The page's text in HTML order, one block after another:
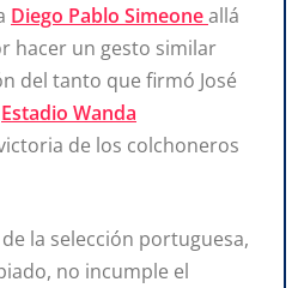
Diego Pablo Simeoneallá
hacer un gesto similar
del tanto que firmó José
Estadio Wanda
de los colchoneros
la selección portuguesa,
no incumple el